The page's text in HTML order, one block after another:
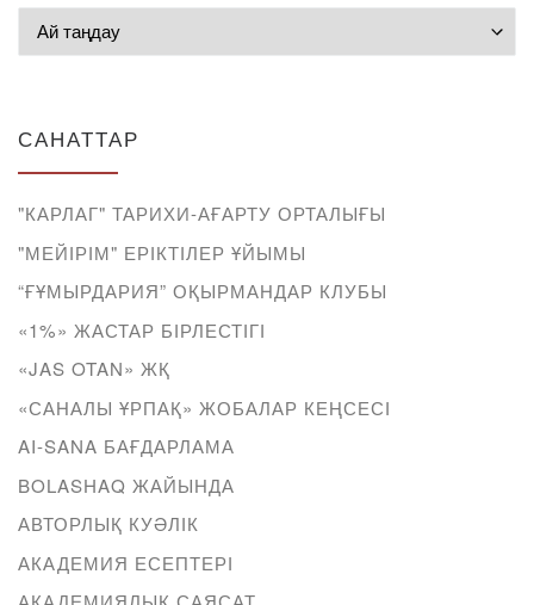
САНАТТАР
"КАРЛАГ" ТАРИХИ-АҒАРТУ ОРТАЛЫҒЫ
"МЕЙІРІМ" ЕРІКТІЛЕР ҰЙЫМЫ
“ҒҰМЫРДАРИЯ” ОҚЫРМАНДАР КЛУБЫ
«1%» ЖАСТАР БІРЛЕСТІГІ
«JAS OTAN» ЖҚ
«САНАЛЫ ҰРПАҚ» ЖОБАЛАР КЕҢСЕСІ
AI-SANA БАҒДАРЛАМА
BOLASHAQ ЖАЙЫНДА
АВТОРЛЫҚ КУӘЛІК
АКАДЕМИЯ ЕСЕПТЕРІ